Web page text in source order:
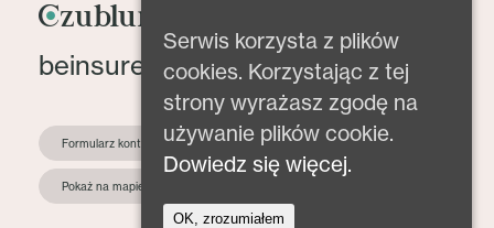
beinsured@beinsured.pl
Formularz kontaktowy
Pokaż na mapie
Serwis korzysta z plików
cookies. Korzystając z tej
strony wyrażasz zgodę na
używanie plików cookie.
Dowiedz się więcej.
OK, zrozumiałem